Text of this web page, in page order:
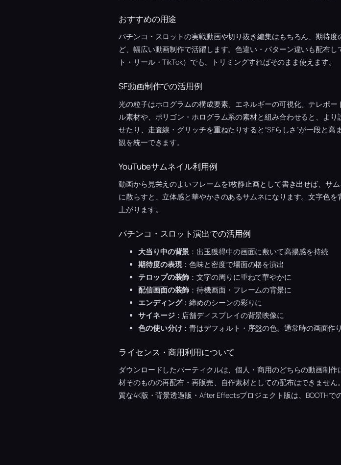
おすすめの用途
パチンコ・スロットの実戦動画や切り抜き編集はもちろん、期待
ど、幅広い動画制作で活躍します。色違い・パターン違いも配布
ト・リール・TikTok）でも、トリミングすればそのまま使えます。
SF動画制作での活用例
光の粒子はホログラムの構成要素、エネルギーの可視化、テレポ
ル素材や、ポリゴン・ホログラム系の素材と組み合わせると、よ
せたり、走査線・グリッチを重ねたりすると“SFらしさ”が一段と
観を統一できます。
YouTubeサムネイル利用例
動画から見栄えのよいフレームを1枚静止画として書き出せば、サ
に散らすと、立体感と華やかさのあるサムネになります。文字色
上がります。
パチンコ・スロット演出での活用例
大当り中の背景 ：出玉獲得中の画面に敷いて高揚感を持続
期待度の表現：色味と密度で場面の格を演出
テロップの装飾 ：文字の周りに重ねて華やかに
配信画面の装飾 ：待機画面・フレームの背景に
エンディング：締めのシーンの彩りに
サイネージ：店舗ディスプレイの背景映像に
色の使い分け：青はデフォルト・序盤の色。通常時の画面作
ライセンス・商用利用について
ダウンロードしたパーティクルは、個人・商用のどちらの動画制
材そのものの再配布・再販売、自作素材としての配布はできません
質な4K版・背景透過版・After Effectsプロジェクト版は、BOOTHで